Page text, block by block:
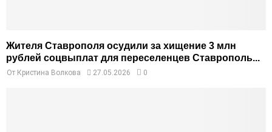
Жителя Ставрополя осудили за хищение 3 млн
рублей соцвыплат для переселенцев Ставрополь...
От Кристина Волкова 27.05.2026 0